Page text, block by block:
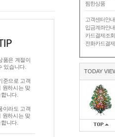
찜한상품
고객센터안내
입금계좌안내
카드결제조회
전화카드결제
TODAY
품은 계절이
있습니다.
준으로 고객
원하시는 맞
니다.
이라도 고객
원하시는 맞
니다.